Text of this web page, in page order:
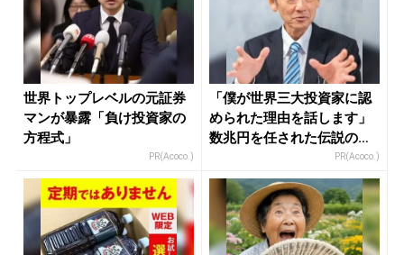
世界トップレベルの元証券
マンが暴露「負け投資家の
方程式」
PR(Acoco.)
「僕が世界三大投資家に認
められた理由を話します」
数兆円を任された伝説の投
PR(Acoco.)